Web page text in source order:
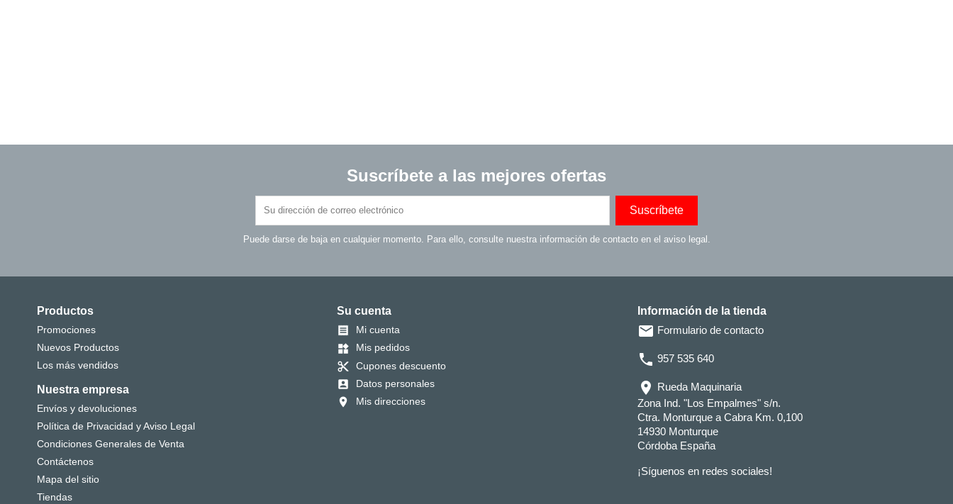
Suscríbete a las mejores ofertas
Puede darse de baja en cualquier momento. Para ello, consulte nuestra información de contacto en el aviso legal.
Productos
Promociones
Nuevos Productos
Los más vendidos
Nuestra empresa
Envíos y devoluciones
Política de Privacidad y Aviso Legal
Condiciones Generales de Venta
Contáctenos
Mapa del sitio
Tiendas
Su cuenta
 Mi cuenta
widgets Mis pedidos
content_cut Cupones descuento
account_box Datos personales
location_on Mis direcciones
Información de la tienda
email Formulario de contacto
phone 957 535 640
location_on Rueda Maquinaria
Zona Ind. "Los Empalmes" s/n.
Ctra. Monturque a Cabra Km. 0,100
14930 Monturque
Córdoba España
¡Síguenos en redes sociales!